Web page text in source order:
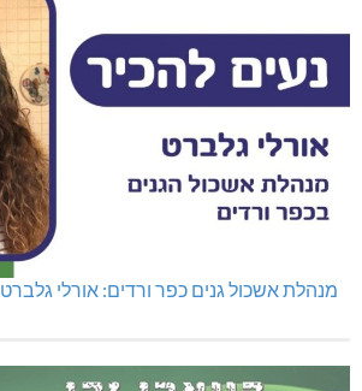
מנהלת אשכול גנים כפר ורדים: אורלי גלברט